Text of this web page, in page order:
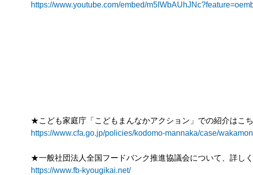
https://www.youtube.com/embed/
★こども家庭庁「こどもまんなかアクション」での紹介はこち
https://www.cfa.go.jp/policies/kodomo-mannaka/case/
★一般社団法人全国フードバンク推進協議会について、詳し
https://www.fb-kyougikai.net/